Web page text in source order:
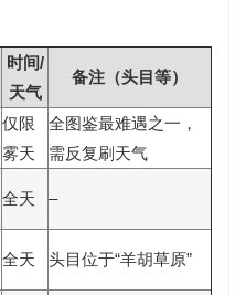
时间/
天气
备注（头目等）
仅限
雾天
全图鉴最难遇之一，
需反复刷天气
全天 –
全天 头目位于“羊胡草原”